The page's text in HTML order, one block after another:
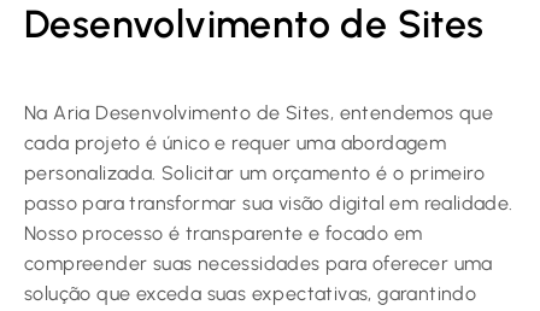
Desenvolvimento de Sites
Na Aria Desenvolvimento de Sites, entendemos que
cada projeto é único e requer uma abordagem
personalizada. Solicitar um orçamento é o primeiro
passo para transformar sua visão digital em realidade.
Nosso processo é transparente e focado em
compreender suas necessidades para oferecer uma
solução que exceda suas expectativas, garantindo